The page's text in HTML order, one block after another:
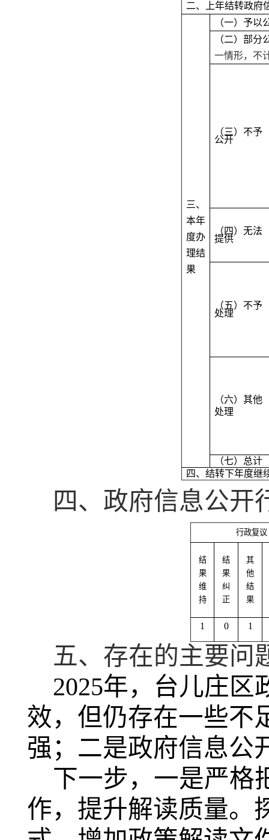
二、上年结转政府
三、
本年
度办
理结
果
（一）予以
（二）部分
一情形，不
（三）不予
公开
（四）无法
提供
（五）不予
处理
（六）其他
处理
（七）总计
四、结转下年度继
四、政府信息公开
行政复议
结
果
维
持
结
果
纠
正
其
他
结
果
1 0 1
五、存在的主要问
2025年，台儿庄区
效，但仍存在一些不
强；二是政府信息公
下一步，一是严格
作，提升解读质量。